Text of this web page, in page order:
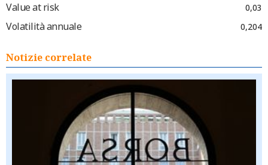
Value at risk 0,03
Volatilità annuale 0,204
Notizie correlate